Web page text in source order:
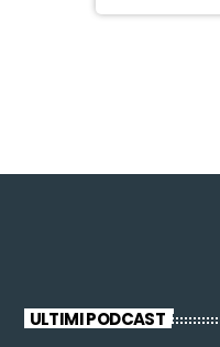
ULTIMI PODCAST